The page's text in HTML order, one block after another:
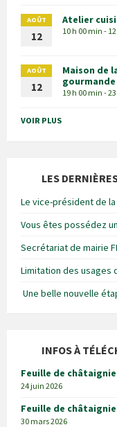
AOÛT
12
Atelier
10 h 00 min -
AOÛT
12
Maison de
gourmande
19 h 00 min -
VOIR PLUS
LES
Le vice-président de
Vous êtes possédez
Secrétariat de mairie
Limitation des usages
Une belle nouvelle
INFOS À
Feuille de
24 juin 2026
Feuille de
30 mars 2026